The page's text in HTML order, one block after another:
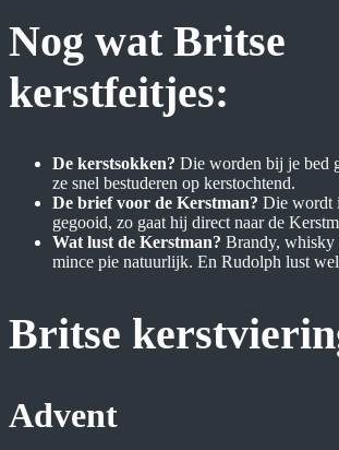
Nog wat Britse
kerstfeitjes:
De kerstsokken? Die worden bij je bed
ze snel bestuderen op kerstochtend.
De brief voor de Kerstman? Die wordt
gegooid, zo gaat hij direct naar de
Wat lust de Kerstman? Brandy, whisky
mince pie natuurlijk. En Rudolph lust
Britse
Advent